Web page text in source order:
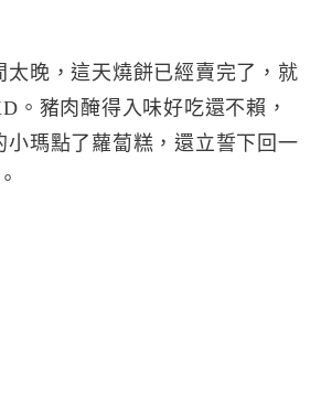
太晚，這天燒餅已經賣完了，就
。豬肉醃得入味好吃還不賴，
小瑪點了蘿蔔糕，還立誓下回一